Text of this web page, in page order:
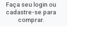
Faça seu login ou
cadastre-se para
comprar.